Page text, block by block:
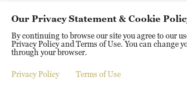
京ICP备20000184号
京公网安备 11010502050052号
Disinformation report hotline: 010-85061466
Our Privacy Statement & Cookie
By continuing to browse our site you agree to our
Privacy Policy and Terms of Use. You can change
through your browser.
Privacy Policy Terms of Use